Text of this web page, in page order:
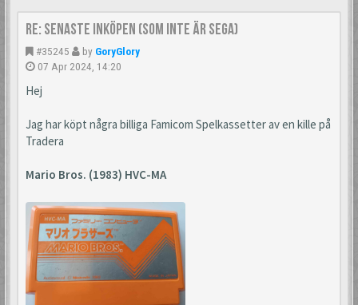
Re: Senaste inköpen (som inte är Sega)
#35245 by GoryGlory
07 Apr 2024, 14:20
Hej
Jag har köpt några billiga Famicom Spelkassetter av en kille på
Tradera
Mario Bros. (1983) HVC-MA